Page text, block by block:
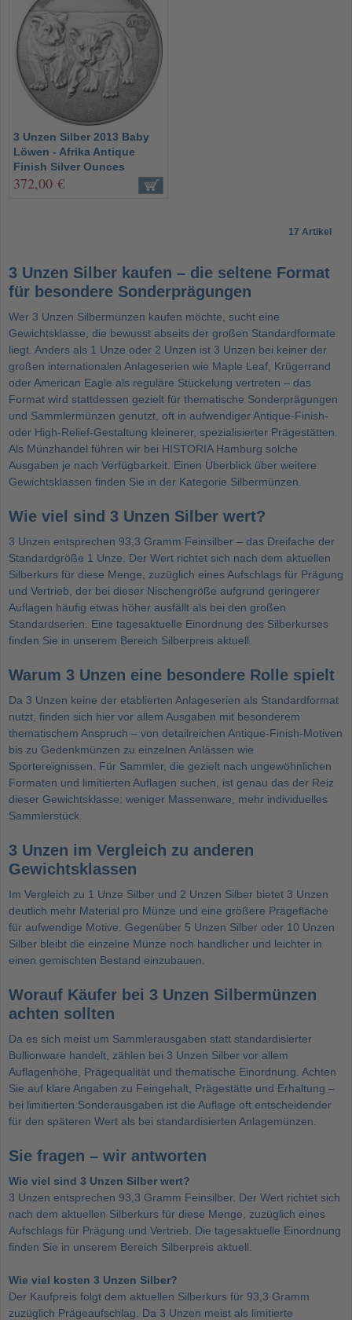
3 Unzen Silber 2013 Baby
Löwen - Afrika Antique
Finish Silver Ounces
372,00 €
17 Artikel
3 Unzen Silber kaufen – die seltene Format
für besondere Sonderprägungen
Wer 3 Unzen Silbermünzen kaufen möchte, sucht eine
Gewichtsklasse, die bewusst abseits der großen Standardformate
liegt. Anders als 1 Unze oder 2 Unzen ist 3 Unzen bei keiner der
großen internationalen Anlageserien wie Maple Leaf, Krügerrand
oder American Eagle als reguläre Stückelung vertreten – das
Format wird stattdessen gezielt für thematische Sonderprägungen
und Sammlermünzen genutzt, oft in aufwendiger Antique-Finish-
oder High-Relief-Gestaltung kleinerer, spezialisierter Prägestätten.
Als Münzhandel führen wir bei HISTORIA Hamburg solche
Ausgaben je nach Verfügbarkeit. Einen Überblick über weitere
Gewichtsklassen finden Sie in der Kategorie Silbermünzen
Wie viel sind 3 Unzen Silber wert?
3 Unzen entsprechen 93,3 Gramm Feinsilber – das Dreifache der
Standardgröße 1 Unze. Der Wert richtet sich nach dem aktuellen
Silberkurs für diese Menge, zuzüglich eines Aufschlags für Prägung
und Vertrieb, der bei dieser Nischengröße aufgrund geringerer
Auflagen häufig etwas höher ausfällt als bei den großen
Standardserien. Eine tagesaktuelle Einordnung des Silberkurses
finden Sie in unserem Bereich Silberpreis aktuell
Warum 3 Unzen eine besondere Rolle spielt
Da 3 Unzen keine der etablierten Anlageserien als Standardformat
nutzt, finden sich hier vor allem Ausgaben mit besonderem
thematischem Anspruch – von detailreichen Antique-Finish-Motiven
bis zu Gedenkmünzen zu einzelnen Anlässen wie
Sportereignissen. Für Sammler, die gezielt nach ungewöhnlichen
Formaten und limitierten Auflagen suchen, ist genau das der Reiz
dieser Gewichtsklasse: weniger Massenware, mehr individuelles
Sammlerstück.
3 Unzen im Vergleich zu anderen
Gewichtsklassen
Im Vergleich zu 1 Unze Silber und 2 Unzen Silber bietet 3 Unzen
deutlich mehr Material pro Münze und eine größere Prägefläche
für aufwendige Motive. Gegenüber 5 Unzen Silber oder 10 Unzen
Silber bleibt die einzelne Münze noch handlicher und leichter in
einen gemischten Bestand einzubauen.
Worauf Käufer bei 3 Unzen Silbermünzen
achten sollten
Da es sich meist um Sammlerausgaben statt standardisierter
Bullionware handelt, zählen bei 3 Unzen Silber vor allem
Auflagenhöhe, Prägequalität und thematische Einordnung. Achten
Sie auf klare Angaben zu Feingehalt, Prägestätte und Erhaltung –
bei limitierten Sonderausgaben ist die Auflage oft entscheidender
für den späteren Wert als bei standardisierten Anlagemünzen.
Sie fragen – wir antworten
Wie viel sind 3 Unzen Silber wert?
3 Unzen entsprechen 93,3 Gramm Feinsilber. Der Wert richtet sich
nach dem aktuellen Silberkurs für diese Menge, zuzüglich eines
Aufschlags für Prägung und Vertrieb. Die tagesaktuelle Einordnung
finden Sie in unserem Bereich Silberpreis aktuell.
Wie viel kosten 3 Unzen Silber?
Der Kaufpreis folgt dem aktuellen Silberkurs für 93,3 Gramm
zuzüglich Prägeaufschlag. Da 3 Unzen meist als limitierte